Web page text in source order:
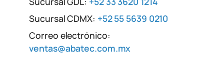
Sucursal CDMX: +52 55 5639 0210
Correo electrónico:
ventas@abatec.com.mx